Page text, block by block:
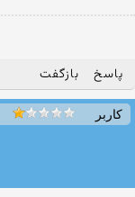
پاسخ بازگفت
کاربر